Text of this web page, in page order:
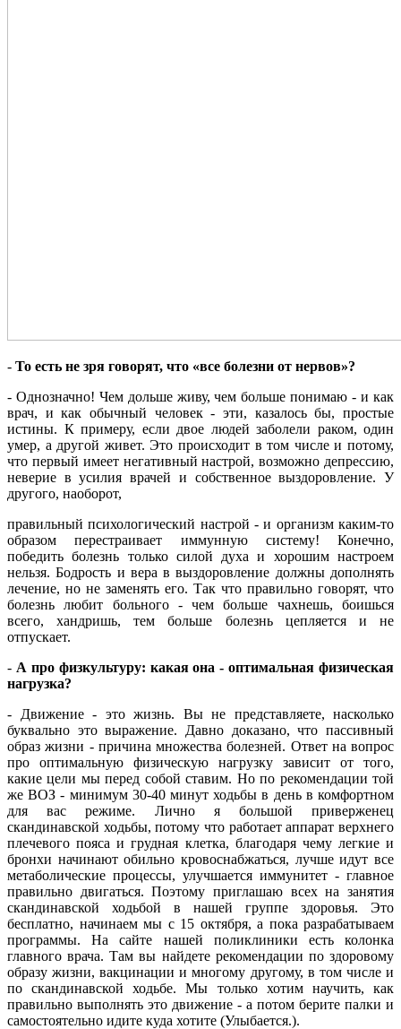
- То есть не зря говорят, что «все болезни от нервов»?
- Однозначно! Чем дольше живу, чем больше понимаю - и как
врач, и как обычный человек - эти, казалось бы, простые
истины. К примеру, если двое людей заболели раком, один
умер, а другой живет. Это происходит в том числе и потому,
что первый имеет негативный настрой, возможно депрессию,
неверие в усилия врачей и собственное выздоровление. У
другого, наоборот,
правильный психологический настрой - и организм каким-то
образом перестраивает иммунную систему! Конечно,
победить болезнь только силой духа и хорошим настроем
нельзя. Бодрость и вера в выздоровление должны дополнять
лечение, но не заменять его. Так что правильно говорят, что
болезнь любит больного - чем больше чахнешь, боишься
всего, хандришь, тем больше болезнь цепляется и не
отпускает.
- А про физкультуру: какая она - оптимальная физическая
нагрузка?
- Движение - это жизнь. Вы не представляете, насколько
буквально это выражение. Давно доказано, что пассивный
образ жизни - причина множества болезней. Ответ на вопрос
про оптимальную физическую нагрузку зависит от того,
какие цели мы перед собой ставим. Но по рекомендации той
же ВОЗ - минимум 30-40 минут ходьбы в день в комфортном
для вас режиме. Лично я большой приверженец
скандинавской ходьбы, потому что работает аппарат верхнего
плечевого пояса и грудная клетка, благодаря чему легкие и
бронхи начинают обильно кровоснабжаться, лучше идут все
метаболические процессы, улучшается иммунитет - главное
правильно двигаться. Поэтому приглашаю всех на занятия
скандинавской ходьбой в нашей группе здоровья. Это
бесплатно, начинаем мы с 15 октября, а пока разрабатываем
программы. На сайте нашей поликлиники есть колонка
главного врача. Там вы найдете рекомендации по здоровому
образу жизни, вакцинации и многому другому, в том числе и
по скандинавской ходьбе. Мы только хотим научить, как
правильно выполнять это движение - а потом берите палки и
самостоятельно идите куда хотите (Улыбается.).